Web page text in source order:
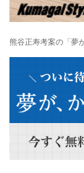
熊谷正寿考案の「夢